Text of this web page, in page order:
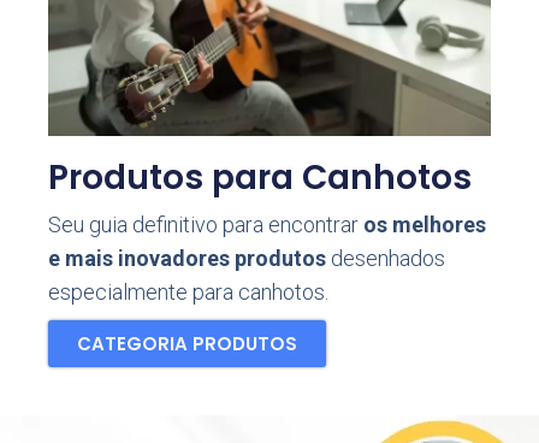
Produtos para Canhotos
Seu guia definitivo para encontrar os melhores
e mais inovadores produtos desenhados
especialmente para canhotos.
CATEGORIA PRODUTOS